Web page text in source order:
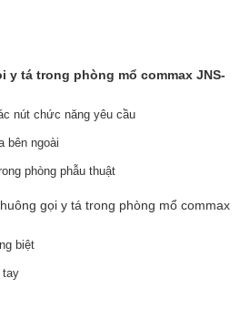
y tá trong phòng mổ commax JNS-
nút chức năng yêu cầu
bên ngoài
phòng phẫu thuật
gọi y tá trong phòng mổ commax
biệt
tay